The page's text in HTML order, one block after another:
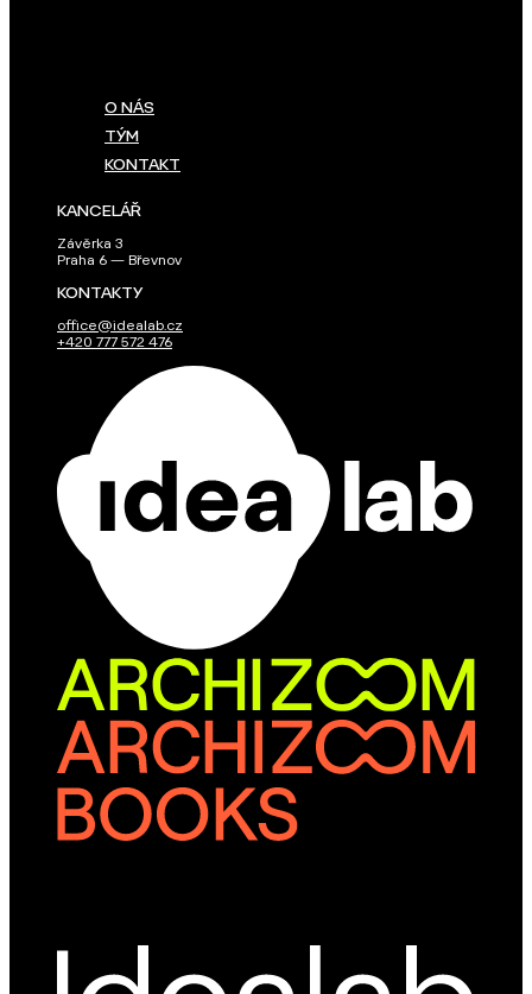
O NÁS
TÝM
KONTAKT
KANCELÁŘ
Závěrka 3
Praha 6 — Břevnov
KONTAKTY
office@idealab.cz
+420 777 572 476